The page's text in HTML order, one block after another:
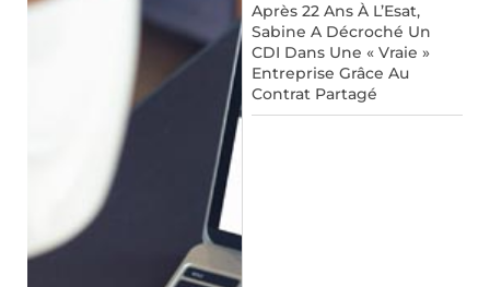
Après 22 Ans À L’Esat,
Sabine A Décroché Un
CDI Dans Une « Vraie »
Entreprise Grâce Au
Contrat Partagé